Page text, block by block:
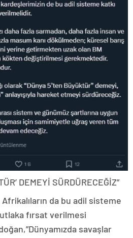
DEMEYİ SÜRDÜRECEĞİZ”
da bu adil sisteme
fırsat verilmesi
savaşlar